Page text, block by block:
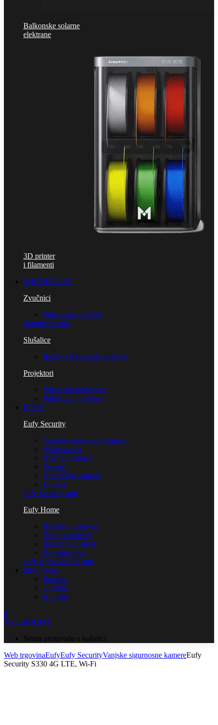
Balkonske solarne
elektrane
3D printer
i filamenti
SOUNDCORE
Zvučnici
Prijenosni zvučnici
Soundcore app
Slušalice
Bežične Bluetooth slušalice
Projektori
Prijenosni projektori
Pribor za projektore
EUFY
Eufy Security
Vanjske sigurnosne kamere
Video zvona
Alarmni sustavi
Senzori
Unutrašnje kamere
Dodaci
eufy Security app
Eufy Home
Robotski usisavači
Štapni usisavači
Rezervni dijelovi
Pametne vage
eufy Home & Life app
Informacije
Potpora
O nama
Kontakt
0
My Cart0,00 €
Nema proizvoda u košarici
Web trgovinaEufyEufy SecurityVanjske sigurnosne kamereEufy
Security S330 4G LTE, Wi-Fi